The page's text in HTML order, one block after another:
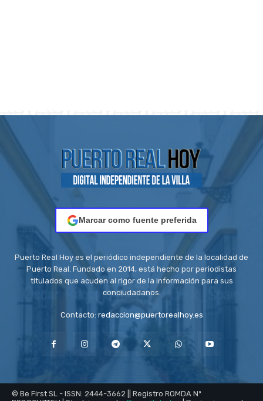
Marcar como fuente preferida
Puerto Real Hoy es el periódico independiente de la localidad de
Puerto Real. Fundado en 2014, está hecho por periodistas
titulados que acuden al rigor de la información para sus
conciudadanos.
Contacto: redaccion@puertorealhoy.es
© Be First SL - ISSN: 2444-3662 || Registro ROMDA Nº